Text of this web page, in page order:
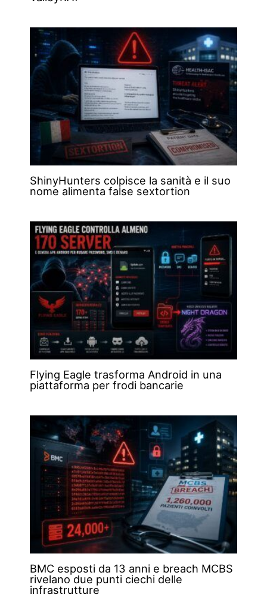
ShinyHunters colpisce la sanità e il suo
nome alimenta false sextortion
Flying Eagle trasforma Android in una
piattaforma per frodi bancarie
BMC esposti da 13 anni e breach MCBS
rivelano due punti ciechi delle
infrastrutture